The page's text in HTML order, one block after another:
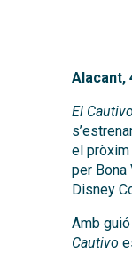
Alacant,
El Cautivo
el
per Bona
Disney
Amb
Cautivo